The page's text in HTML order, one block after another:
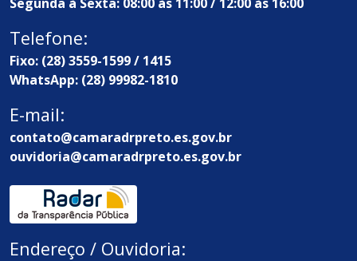
Telefone:
Fixo: (28) 3559-1599 / 1415
WhatsApp: (28) 99982-1810
E-mail:
contato@camaradrpreto.es.gov.br
ouvidoria@camaradrpreto.es.gov.br
Endereço / Ouvidoria: